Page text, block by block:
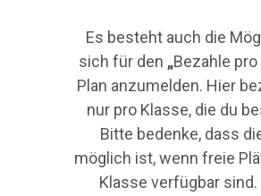
Es besteht auch die
sich für den „Bezahle
Plan anzumelden. Hier
nur pro Klasse, die du
Bitte bedenke, dass
möglich ist, wenn freie
Klasse verfügbar sind.